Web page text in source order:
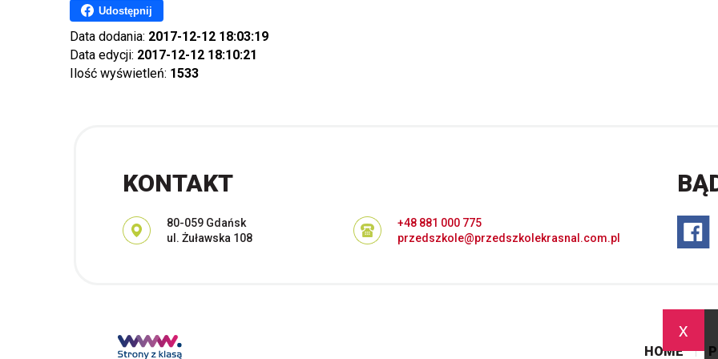
x
Udostępnij
Data dodania: 2017-12-12 18:03:19
Data edycji: 2017-12-12 18:10:21
Ilość wyświetleń: 1533
KONTAKT
Adres pocztowy:
80-059 Gdańsk
ul. Żuławska 108
+48 881 000 775
przedszkole@przedszkolekrasnal.com.pl
HOME